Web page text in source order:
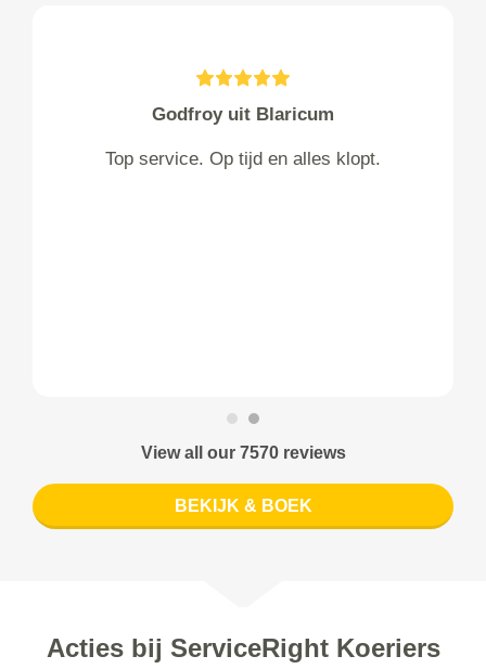
Godfroy uit Blaricum
Top service. Op tijd en alles klopt.
View all our 7570 reviews
BEKIJK & BOEK
Acties bij ServiceRight Koeriers